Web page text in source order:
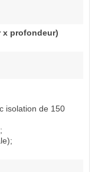
x profondeur)
isolation de 150